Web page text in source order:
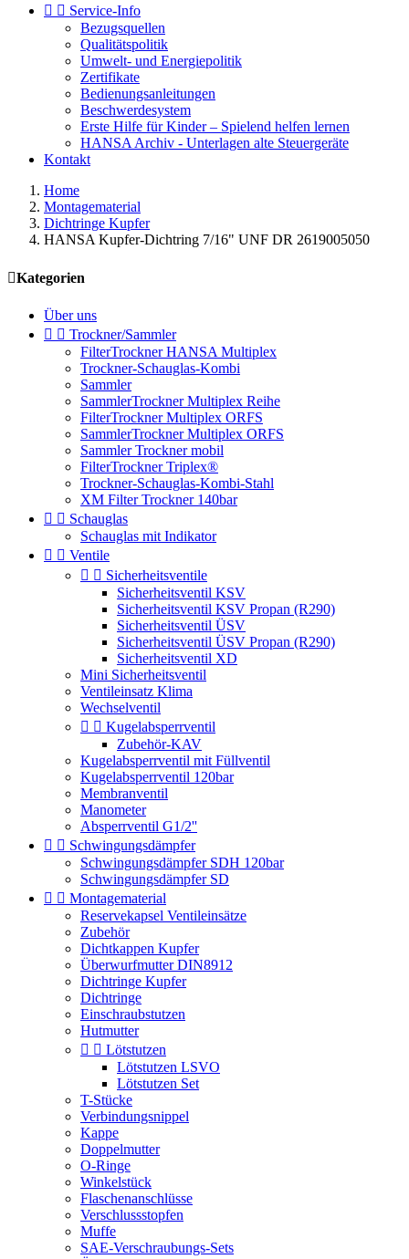
  Service-Info
Bezugsquellen
Qualitätspolitik
Umwelt- und Energiepolitik
Zertifikate
Bedienungsanleitungen
Beschwerdesystem
Erste Hilfe für Kinder – Spielend helfen lernen
HANSA Archiv - Unterlagen alte Steuergeräte
Kontakt
Home
Montagematerial
Dichtringe Kupfer
HANSA Kupfer-Dichtring 7/16" UNF DR 2619005050
Kategorien
Über uns
  Trockner/Sammler
FilterTrockner HANSA Multiplex
Trockner-Schauglas-Kombi
Sammler
SammlerTrockner Multiplex Reihe
FilterTrockner Multiplex ORFS
SammlerTrockner Multiplex ORFS
Sammler Trockner mobil
FilterTrockner Triplex®
Trockner-Schauglas-Kombi-Stahl
XM Filter Trockner 140bar
  Schauglas
Schauglas mit Indikator
  Ventile
  Sicherheitsventile
Sicherheitsventil KSV
Sicherheitsventil KSV Propan (R290)
Sicherheitsventil ÜSV
Sicherheitsventil ÜSV Propan (R290)
Sicherheitsventil XD
Mini Sicherheitsventil
Ventileinsatz Klima
Wechselventil
  Kugelabsperrventil
Zubehör-KAV
Kugelabsperrventil mit Füllventil
Kugelabsperrventil 120bar
Membranventil
Manometer
Absperrventil G1/2''
  Schwingungsdämpfer
Schwingungsdämpfer SDH 120bar
Schwingungsdämpfer SD
  Montagematerial
Reservekapsel Ventileinsätze
Zubehör
Dichtkappen Kupfer
Überwurfmutter DIN8912
Dichtringe Kupfer
Dichtringe
Einschraubstutzen
Hutmutter
  Lötstutzen
Lötstutzen LSVO
Lötstutzen Set
T-Stücke
Verbindungsnippel
Kappe
Doppelmutter
O-Ringe
Winkelstück
Flaschenanschlüsse
Verschlussstopfen
Muffe
SAE-Verschraubungs-Sets